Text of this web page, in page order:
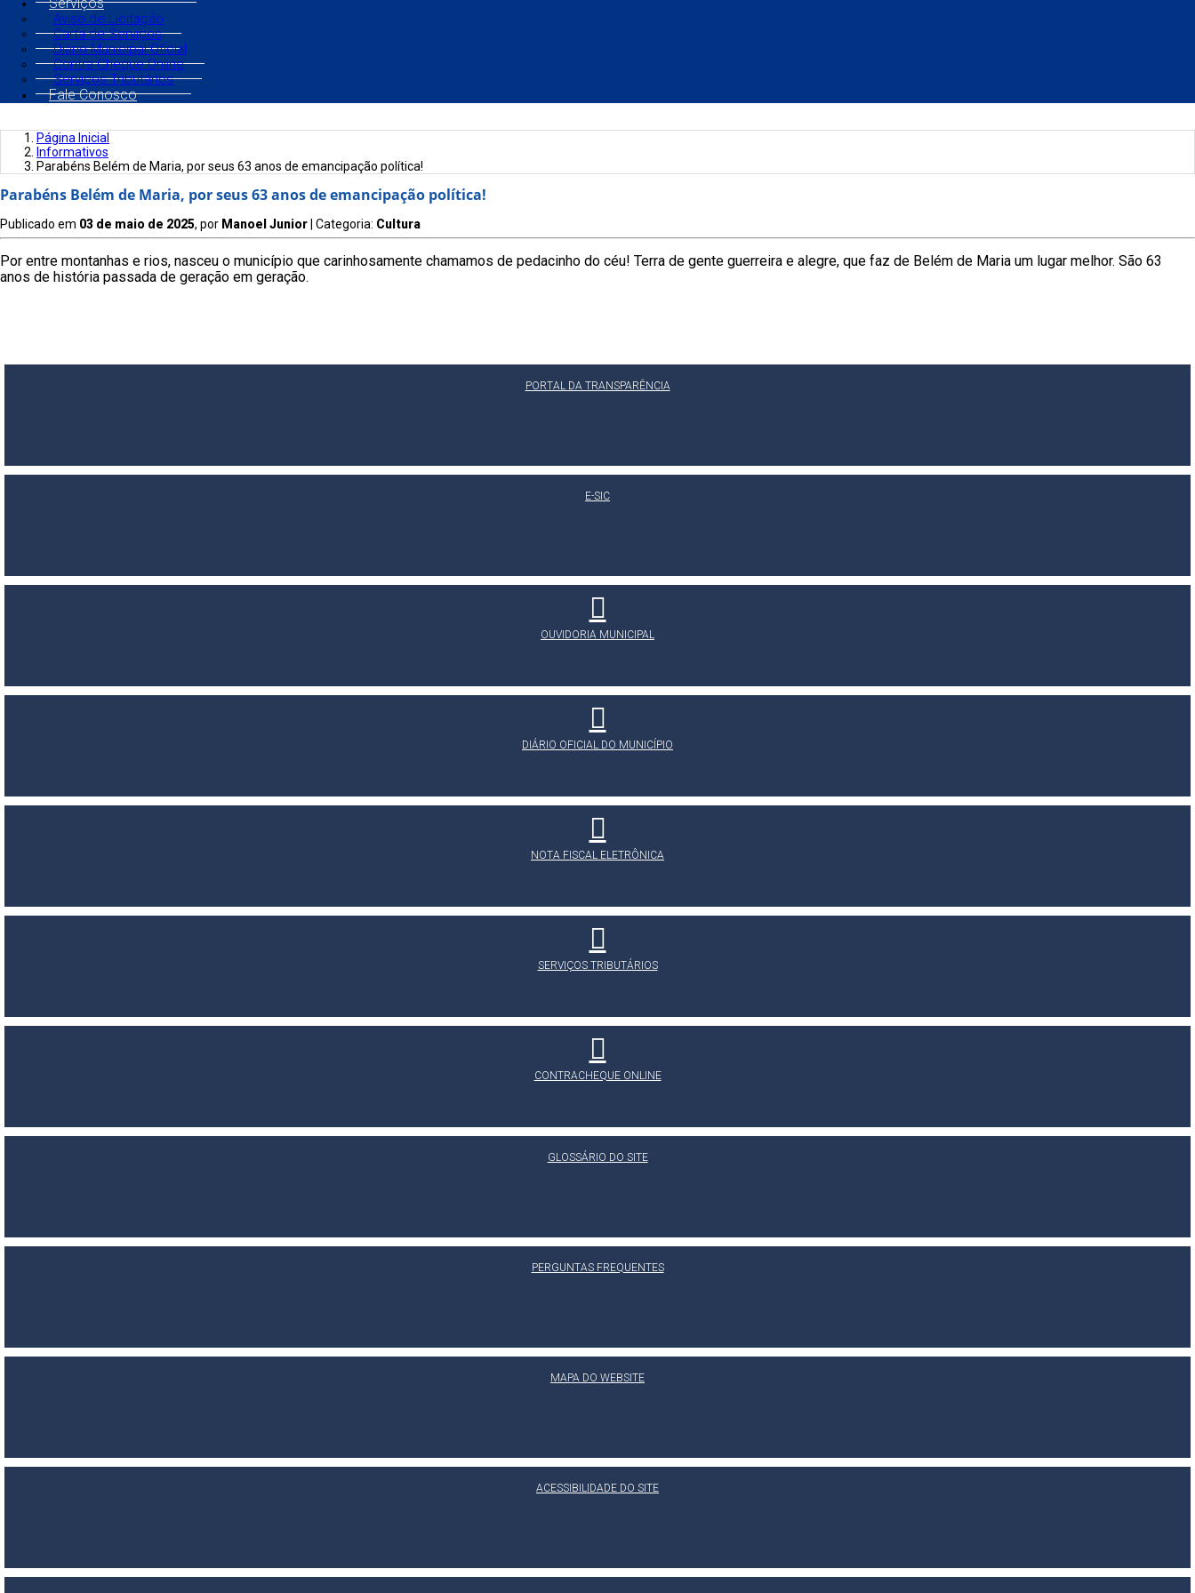
Aviso de Licitação
Carta de Serviços
Diário Municipal Oficial
Contra Cheque Online
Serviços Tributários
Fale Conosco
Página Inicial
Informativos
Parabéns Belém de Maria, por seus 63 anos de emancipação política!
Parabéns Belém de Maria, por seus 63 anos de emancipação política!
Publicado em 03 de maio de 2025, por Manoel Junior | Categoria: Cultura
Por entre montanhas e rios, nasceu o município que carinhosamente chamamos de pedacinho do céu! Terra de gente guerreira e alegre, que faz de Belém de Maria um lugar melhor. São 63
anos de história passada de geração em geração.
PORTAL DA TRANSPARÊNCIA
E-SIC
OUVIDORIA MUNICIPAL
DIÁRIO OFICIAL DO MUNICÍPIO
NOTA FISCAL ELETRÔNICA
SERVIÇOS TRIBUTÁRIOS
CONTRACHEQUE ONLINE
GLOSSÁRIO DO SITE
PERGUNTAS FREQUENTES
MAPA DO WEBSITE
ACESSIBILIDADE DO SITE